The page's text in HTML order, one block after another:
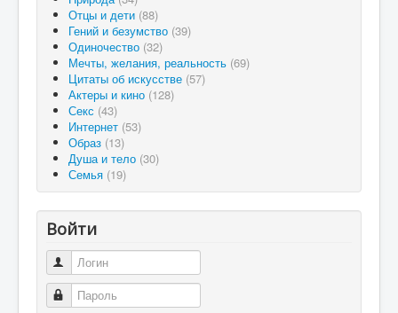
Отцы и дети (88)
Гений и безумство (39)
Одиночество (32)
Мечты, желания, реальность (69)
Цитаты об искусстве (57)
Актеры и кино (128)
Секс (43)
Интернет (53)
Образ (13)
Душа и тело (30)
Семья (19)
Войти
Логин
Пароль